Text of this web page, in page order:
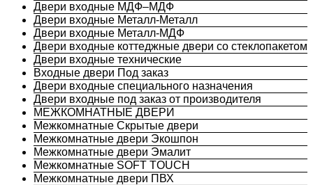
Двери входные МДФ–МДФ
Двери входные Металл-Металл
Двери входные Металл-МДФ
Двери входные коттеджные двери со стеклопакетом
Двери входные технические
Входные двери Под заказ
Двери входные специального назначения
Двери входные под заказ от производителя
МЕЖКОМНАТНЫЕ ДВЕРИ
Межкомнатные Скрытые двери
Межкомнатные двери Экошпон
Межкомнатные двери Эмалит
Межкомнатные SOFT TOUCH
Межкомнатные двери ПВХ